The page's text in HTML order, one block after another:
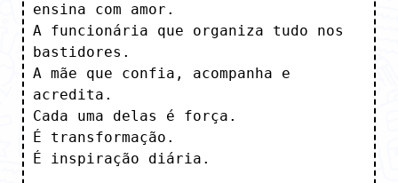
ensina com amor.
A funcionária que organiza tudo nos
bastidores.
A mãe que confia, acompanha e
acredita.
Cada uma delas é força.
É transformação.
É inspiração diária.